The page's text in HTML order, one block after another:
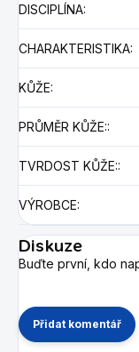
DISCIPLÍNA:
CHARAKTERISTIKA:
KŮŽE:
PRŮMĚR KŮŽE::
TVRDOST KŮŽE::
VÝROBCE:
Diskuze
Buďte první, kdo
Přidat komentář